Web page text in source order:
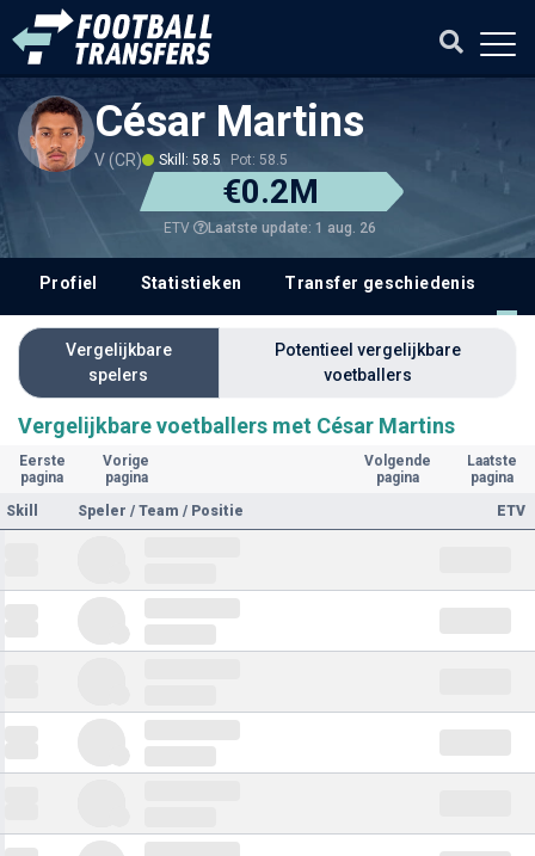
César Martins
V (CR) Skill: 58.5 Pot: 58.5
€0.2M
ETV Laatste update: 1 aug. 26
Profiel Statistieken Transfer geschiedenis
Vergelijkbare
spelers
Potentieel vergelijkbare
voetballers
Vergelijkbare voetballers met César Martins
Eerste
pagina
Vorige
pagina
Volgende
pagina
Laatste
pagina
Skill
Speler / Team / Positie ETV